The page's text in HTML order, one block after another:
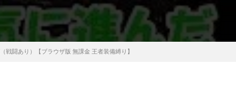
戦闘あり）【ブラウザ版 無課金 王者装備縛り】